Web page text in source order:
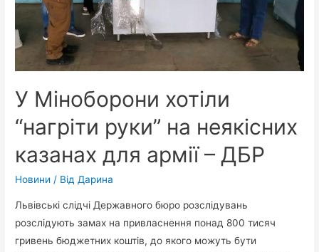
У Міноборони хотіли
“нагріти руки” на неякісних
казанах для армії – ДБР
Новини / ВідДарина
Львівські слідчі Державного бюро розслідувань
розслідують замах на привласнення понад 800 тисяч
гривень бюджетних коштів, до якого можуть бути